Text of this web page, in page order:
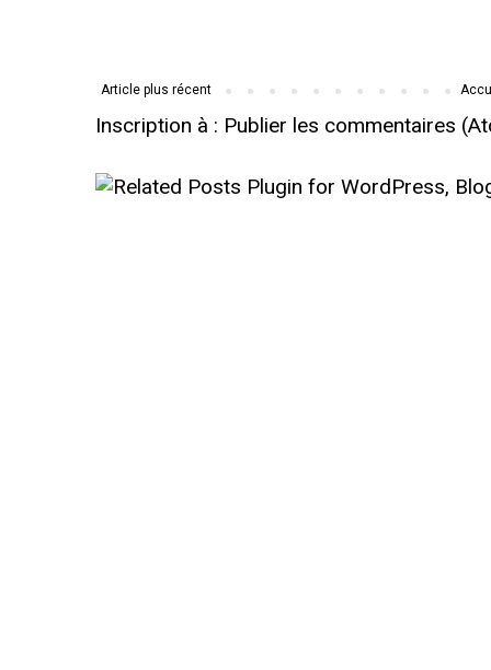
Article plus récent
Inscription à : Publier les commentaires